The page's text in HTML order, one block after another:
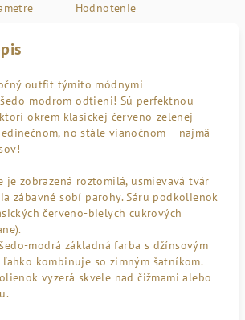
Hodnotenie
outfit týmito módnymi
modrom odtieni! Sú perfektnou
okrem klasickej červeno-zelenej
no stále vianočnom – najmä
je zobrazená roztomilá, usmievavátvár
zábavnésobí parohy. Sáru podkolienok
červeno-bielych cukrových
.
modrá základná farba s džínsovým
ľahko kombinuje so zimným šatníkom.
vyzerá skvele nad čižmami alebo